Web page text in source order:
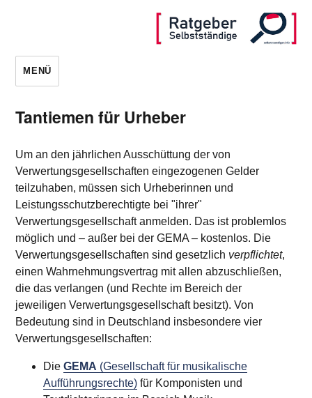
MENÜ
Tantiemen für Urheber
Um an den jährlichen Ausschüttung der von
Verwertungsgesellschaften eingezogenen Gelder
teilzuhaben, müssen sich Urheberinnen und
Leistungsschutzberechtigte bei "ihrer"
Verwertungsgesellschaft anmelden. Das ist problemlos
möglich und – außer bei der GEMA – kostenlos. Die
Verwertungsgesellschaften sind gesetzlich verpflichtet,
einen Wahrnehmungsvertrag mit allen abzuschließen,
die das verlangen (und Rechte im Bereich der
jeweiligen Verwertungsgesellschaft besitzt). Von
Bedeutung sind in Deutschland insbesondere vier
Verwertungsgesellschaften:
DieGEMA (Gesellschaft für musikalische
Aufführungsrechte) für Komponisten und